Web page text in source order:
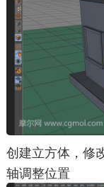
创建立方体，修
轴调整位置